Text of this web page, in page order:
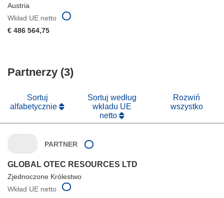
Austria
Wkład UE netto
€ 486 564,75
Partnerzy (3)
Sortuj
alfabetycznie
Sortuj według
wkładu UE
netto
Rozwiń
wszystko
PARTNER
GLOBAL OTEC RESOURCES LTD
Zjednoczone Królestwo
Wkład UE netto